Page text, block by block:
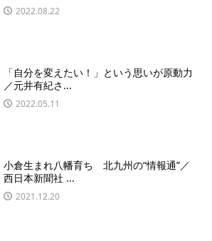
2022.08.22
「自分を変えたい！」という思いが原動力
／元井有紀さ...
2022.05.11
小倉生まれ八幡育ち 北九州の“情報通”／
西日本新聞社 ...
2021.12.20